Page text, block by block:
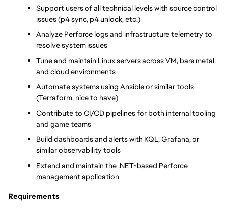
Support users of all technical levels with source control
issues (p4 sync, p4 unlock, etc.)
Analyze Perforce logs and infrastructure telemetry to
resolve system issues
Tune and maintain Linux servers across VM, bare metal,
and cloud environments
Automate systems using Ansible or similar tools
(Terraform, nice to have)
Contribute to CI/CD pipelines for both internal tooling
and game teams
Build dashboards and alerts with KQL, Grafana, or
similar observability tools
Extend and maintain the .NET-based Perforce
management application
Requirements